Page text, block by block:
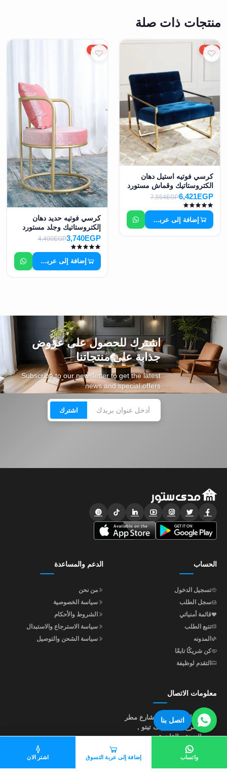
اتصل بنا
واتساب إضافة إلى عربة التسوق اشتر الان
منتجات ذات صلة
15%
كرسي فوتيه استيل دهان
الكتروستاتيك وقماش مستورد
MS-7379
6,421EGP
7,554EGP
إضافة إلى عربة التسوق
15%
كرسي فوتيه حديد دهان
إلكتروستاتيك وجلد مستورد
MS-7397
3,740EGP
4,400EGP
إضافة إلى عربة التسوق
اشترك للحصول على عروض
جذابة على منتجاتنا
Subscribe to our newsletter to get the latest
news and special offers
اشترك
الحساب
تسجيل الدخول
سجل الطلب
قائمة أمنياتي
تتبع الطلب
المدونه
كن شريكًا تابعًا
التقدم لوظيفة
الدعم والمساعدة
من نحن
سياسة الخصوصية
الشروط والأحكام
سياسة الاسترجاع والاستبدال
سياسة الشحن والتوصيل
معلومات الاتصال
عنوان الإدارة : 4 شارع مطر
متفرع من جوزيف تيتو ,
النزهة , القاهرة
إبراهيم أبو النجا , متفرع من